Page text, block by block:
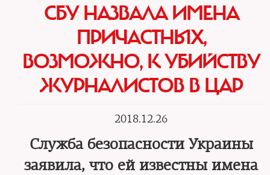
СБУ НАЗВАЛА ИМЕНА
ПРИЧАСТНЫХ,
ВОЗМОЖНО, К УБИЙСТВУ
ЖУРНАЛИСТОВ В ЦАР
2018.12.26
Служба безопасности Украины
заявила, что ей известны имена